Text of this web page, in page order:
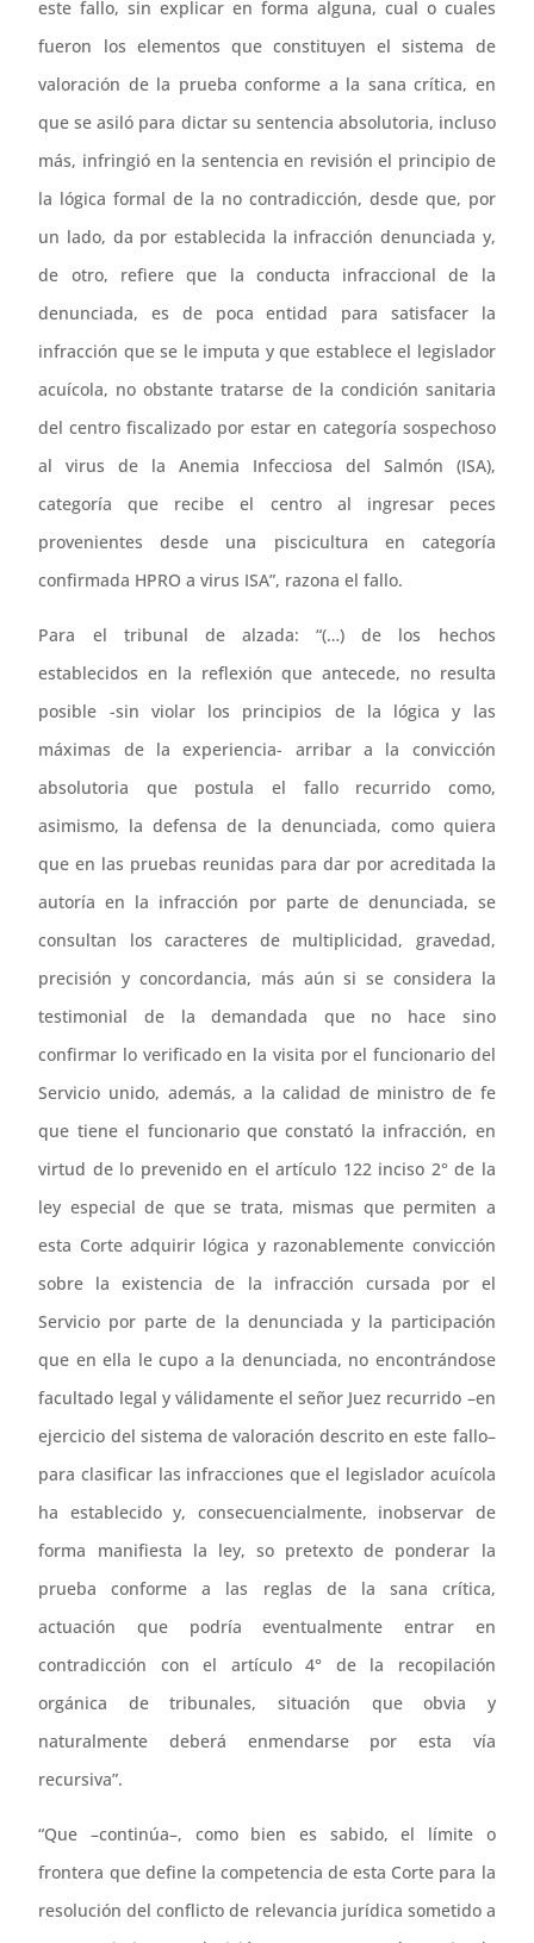
este fallo, sin explicar en forma alguna, cual o cuales
fueron los elementos que constituyen el sistema de
valoración de la prueba conforme a la sana crítica, en
que se asiló para dictar su sentencia absolutoria, incluso
más, infringió en la sentencia en revisión el principio de
la lógica formal de la no contradicción, desde que, por
un lado, da por establecida la infracción denunciada y,
de otro, refiere que la conducta infraccional de la
denunciada, es de poca entidad para satisfacer la
infracción que se le imputa y que establece el legislador
acuícola, no obstante tratarse de la condición sanitaria
del centro fiscalizado por estar en categoría sospechoso
al virus de la Anemia Infecciosa del Salmón (ISA),
categoría que recibe el centro al ingresar peces
provenientes desde una piscicultura en categoría
confirmada HPRO a virus ISA”, razona el fallo.
Para el tribunal de alzada: “(…) de los hechos
establecidos en la reflexión que antecede, no resulta
posible -sin violar los principios de la lógica y las
máximas de la experiencia- arribar a la convicción
absolutoria que postula el fallo recurrido como,
asimismo, la defensa de la denunciada, como quiera
que en las pruebas reunidas para dar por acreditada la
autoría en la infracción por parte de denunciada, se
consultan los caracteres de multiplicidad, gravedad,
precisión y concordancia, más aún si se considera la
testimonial de la demandada que no hace sino
confirmar lo verificado en la visita por el funcionario del
Servicio unido, además, a la calidad de ministro de fe
que tiene el funcionario que constató la infracción, en
virtud de lo prevenido en el artículo 122 inciso 2° de la
ley especial de que se trata, mismas que permiten a
esta Corte adquirir lógica y razonablemente convicción
sobre la existencia de la infracción cursada por el
Servicio por parte de la denunciada y la participación
que en ella le cupo a la denunciada, no encontrándose
facultado legal y válidamente el señor Juez recurrido –en
ejercicio del sistema de valoración descrito en este fallo–
para clasificar las infracciones que el legislador acuícola
ha establecido y, consecuencialmente, inobservar de
forma manifiesta la ley, so pretexto de ponderar la
prueba conforme a las reglas de la sana crítica,
actuación que podría eventualmente entrar en
contradicción con el artículo 4° de la recopilación
orgánica de tribunales, situación que obvia y
naturalmente deberá enmendarse por esta vía
recursiva”.
“Que –continúa–, como bien es sabido, el límite o
frontera que define la competencia de esta Corte para la
resolución del conflicto de relevancia jurídica sometido a